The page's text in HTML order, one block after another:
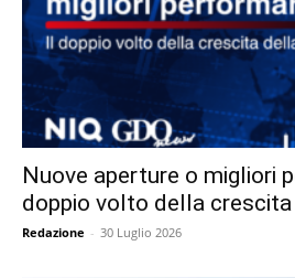
Nuove aperture o migliori
doppio volto della crescita
Redazione - 30 Luglio 2026